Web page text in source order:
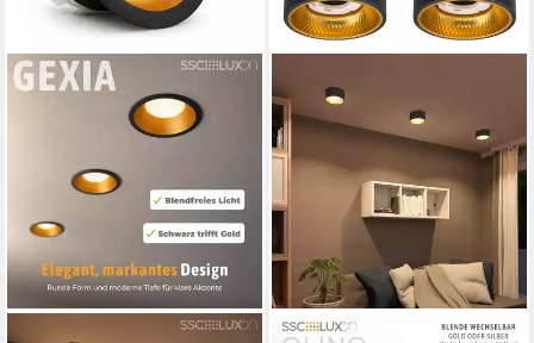
SSC-LUXON SSC-LUXON